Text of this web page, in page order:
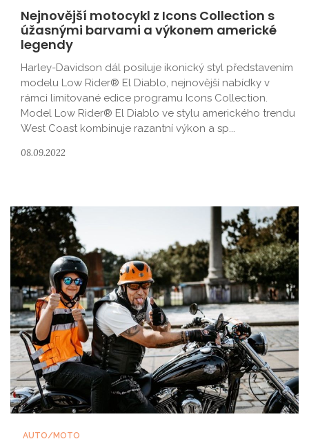
Nejnovější motocykl z Icons Collection s
úžasnými barvami a výkonem americké
legendy
Harley-Davidson dál posiluje ikonický styl představením
modelu Low Rider® El Diablo, nejnovější nabídky v
rámci limitované edice programu Icons Collection.
Model Low Rider® El Diablo ve stylu amerického trendu
West Coast kombinuje razantní výkon a sp...
08.09.2022
AUTO/MOTO